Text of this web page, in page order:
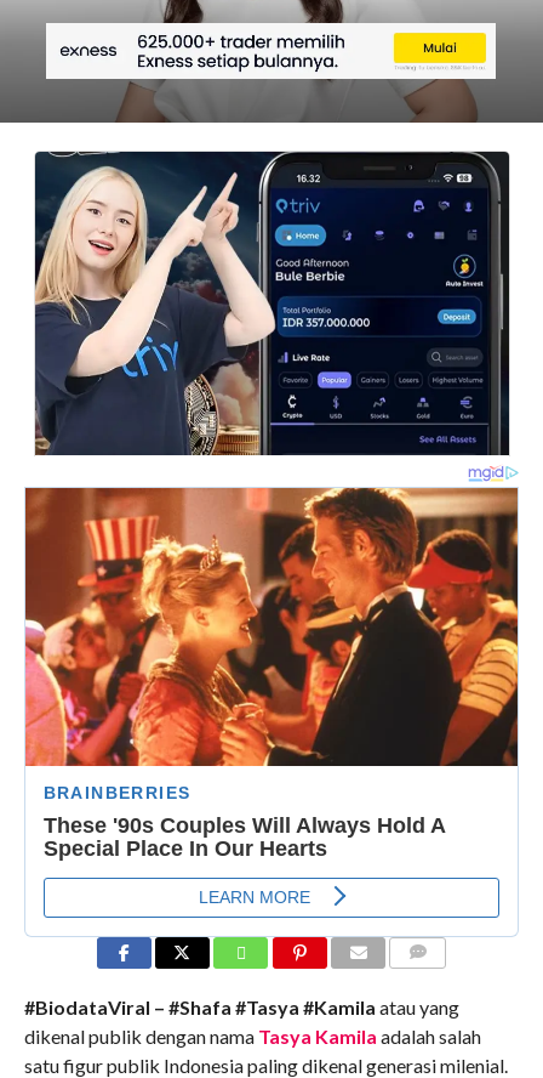
#BiodataViral – #Shafa #Tasya #Kamila atau yang
dikenal publik dengan nama Tasya Kamila adalah salah
satu figur publik Indonesia paling dikenal generasi milenial.